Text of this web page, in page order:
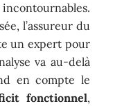
l’assureur du
un expert pour
va au-delà
en compte le
fonctionnel,